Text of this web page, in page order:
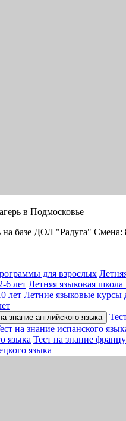
в Подмосковье
на базе ДОЛ "Радуга" Смена:
для взрослых
6 лет Летняя языковая
лет Летние языковые курсы
знание английского языка
на знание испанского
языка Тест на знание
языка